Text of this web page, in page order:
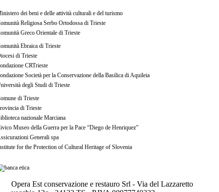
dei beni e delle attività culturali e del turismo
Religiosa Serbo Ortodossa di Trieste
Greco Orientale di Trieste
Ebraica di Trieste
di Trieste
CRTrieste
Società per la Conservazione della Basilica di Aquileia
degli Studi di Trieste
di Trieste
di Trieste
nazionale Marciana
Museo della Guerra per la Pace “Diego de Henriquez”
Generali spa
for the Protection of Cultural Heritage of Slovenia
Opera Est conservazione e restauro Srl - Via del Lazzaretto